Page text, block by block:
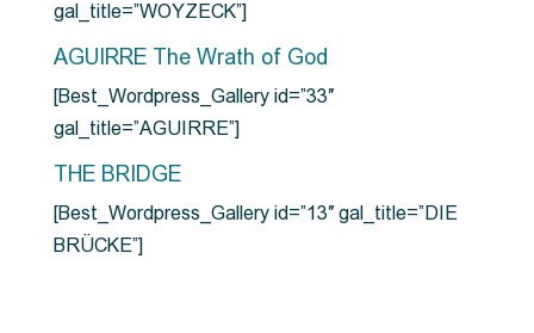
gal_title=”WOYZECK”]
AGUIRRE The Wrath of God
[Best_Wordpress_Gallery id=”33″
gal_title=”AGUIRRE”]
THE BRIDGE
[Best_Wordpress_Gallery id=”13″ gal_title=”DIE
BRÜCKE”]